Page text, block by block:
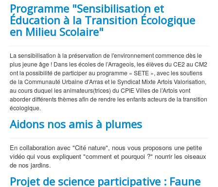
Programme "Sensibilisation et
Éducation à la Transition Écologique
en Milieu Scolaire"
La sensibilisation à la préservation de l'environnement commence dès le
plus jeune âge ! Dans les écoles de l’Arrageois, les élèves du CE2 au CM2
ont la possibilité de participer au programme « SETE », avec les soutiens
de la Communauté Urbaine d’Arras et le Syndicat Mixte Artois Valorisation,
au cours duquel les animateurs(trices) du CPIE Villes de l’Artois vont
aborder différents thèmes afin de rendre les enfants acteurs de la transition
écologique.
Aidons nos amis à plumes
En collaboration avec "Cité nature", nous vous proposons une petite
vidéo qui vous expliquent "comment et pourquoi ?" nourrir les oiseaux
de nos jardins.
Projet de science participative : Faune